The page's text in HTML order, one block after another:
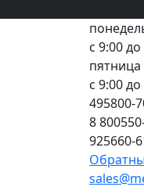
с 9:00
пятница
с 9:00
495800-
8 800
925660-